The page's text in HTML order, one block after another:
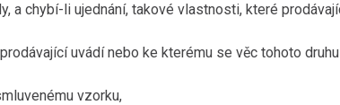
a chybí-li ujednání, takové vlastnosti, které
uvádí nebo ke kterému se věc tohoto
vzorku,